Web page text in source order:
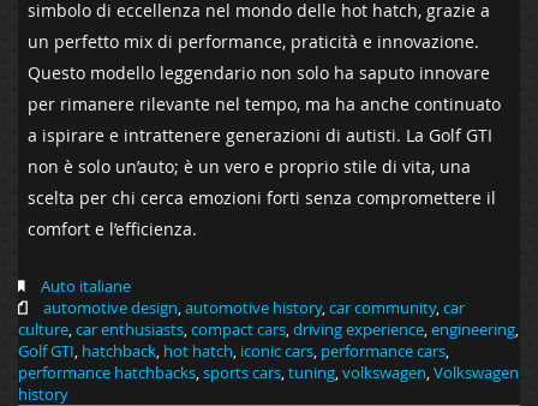
simbolo di eccellenza‍ nel⁤ mondo delle ⁤hot hatch, grazie a
un perfetto mix di performance, ⁣praticità e innovazione.
Questo modello leggendario non ​solo ha saputo innovare
per rimanere​ rilevante nel tempo, ma ha anche continuato
a ispirare e intrattenere generazioni di autisti. La Golf GTI
non è solo⁤ un’auto; è ⁤un vero e proprio stile‍ di vita, una
scelta per ⁢chi cerca​ emozioni ⁤forti senza compromettere ⁣il⁢
comfort e l’efficienza.
Auto italiane
automotive design,automotive history,car community,car
culture,car enthusiasts,compact cars,driving experience,engineering,
Golf GTI, hatchback, hot hatch, iconic cars, performance cars,
performance hatchbacks,sports cars,tuning,volkswagen,Volkswagen
history